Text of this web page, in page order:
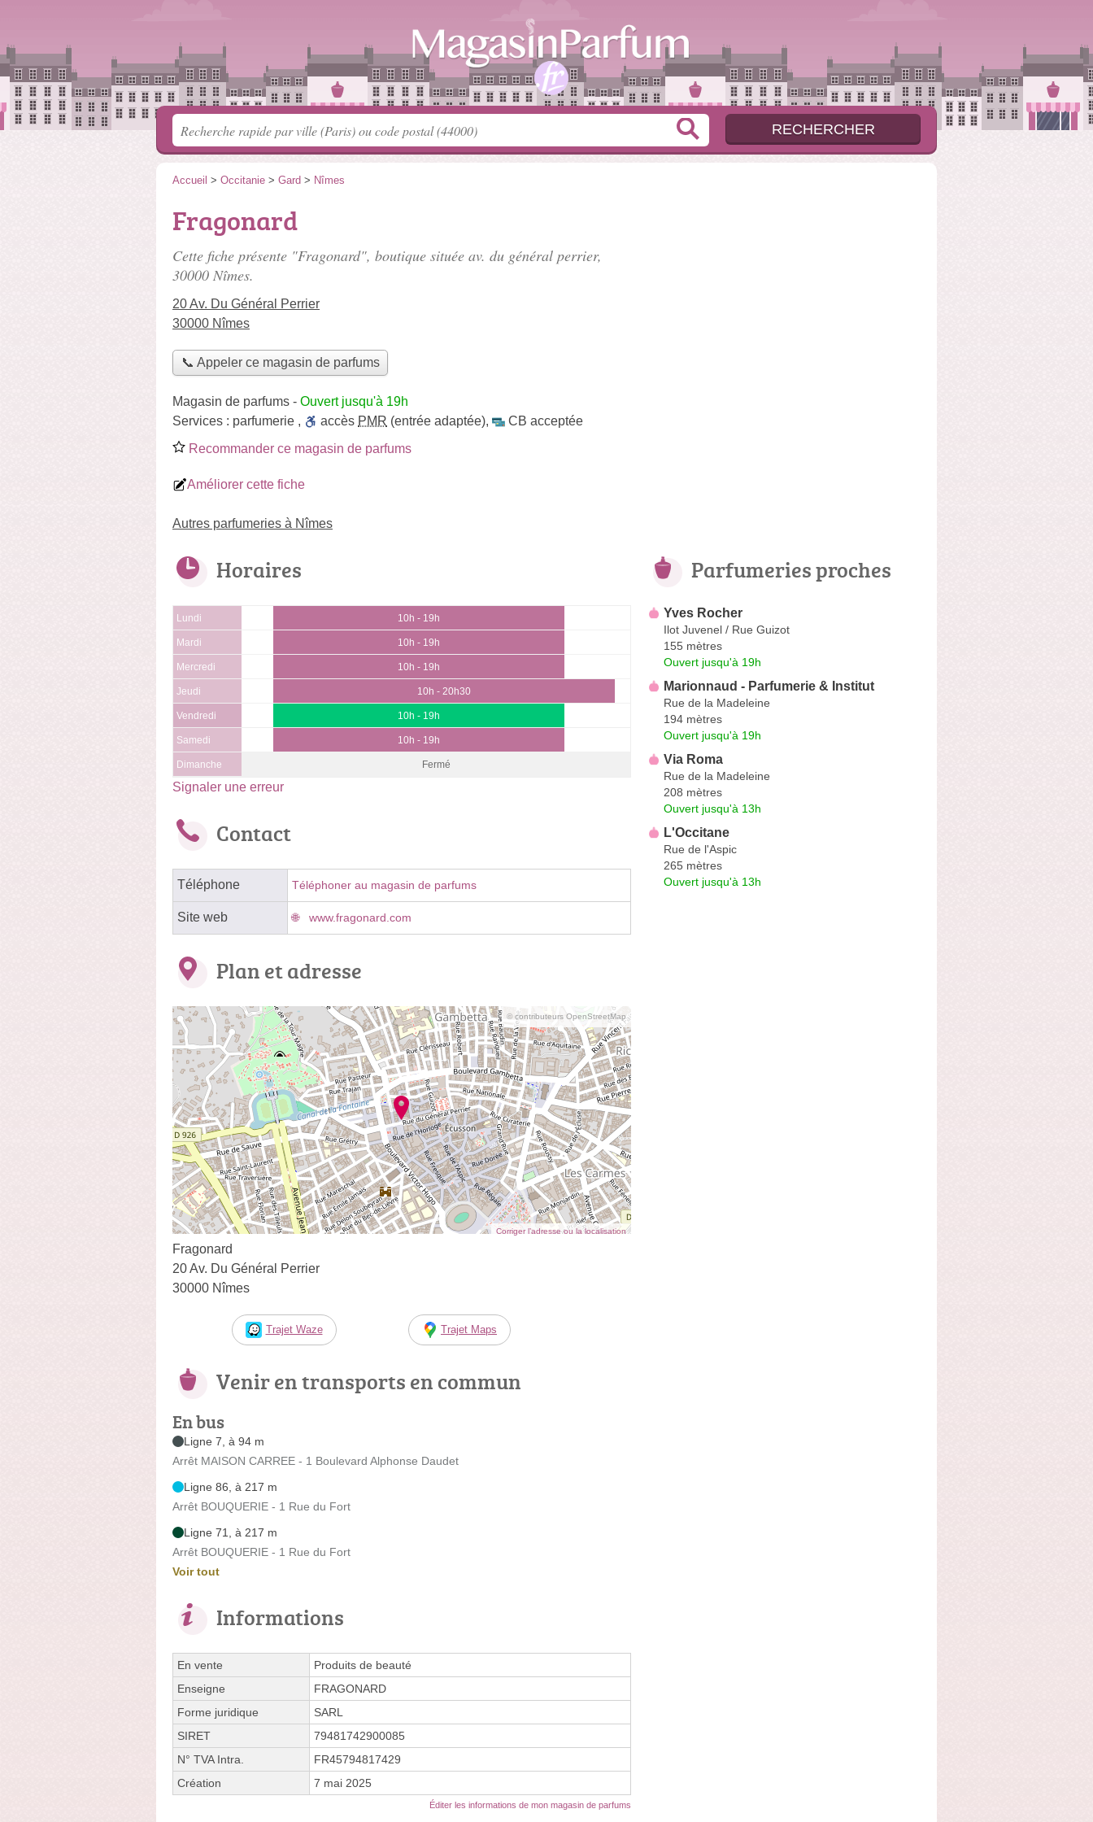
Accueil > Occitanie > Gard > Nîmes
Fragonard
Cette fiche présente "Fragonard", boutique située av. du général perrier,
30000 Nîmes.
20 Av. Du Général Perrier
30000 Nîmes
📞 Appeler ce magasin de parfums
Magasin de parfums - Ouvert jusqu'à 19h
Services : parfumerie , accès PMR (entrée adaptée),
CB acceptée
Recommander ce magasin de parfums
Améliorer cette fiche
Autres parfumeries à Nîmes
Horaires
Lundi 10h - 19h
Mardi 10h - 19h
Mercredi 10h - 19h
Jeudi 10h - 20h30
Vendredi 10h - 19h
Samedi 10h - 19h
Dimanche Fermé
Signaler une erreur
Contact
Téléphone Téléphoner au magasin de parfums
Site web www.fragonard.com
Plan et adresse
© contributeurs OpenStreetMap
Corriger l’adresse ou la localisation
Fragonard
20 Av. Du Général Perrier
30000 Nîmes
Trajet Waze Trajet Maps
Venir en transports en commun
En bus
Ligne 7, à 94 m
Arrêt MAISON CARREE - 1 Boulevard Alphonse Daudet
Ligne 86, à 217 m
Arrêt BOUQUERIE - 1 Rue du Fort
Ligne 71, à 217 m
Arrêt BOUQUERIE - 1 Rue du Fort
Voir tout
Informations
En vente
Produits de beauté
Enseigne
FRAGONARD
Forme juridique
SARL
SIRET
79481742900085
N° TVA Intra.
FR45794817429
Création
7 mai 2025
Éditer les informations de mon magasin de parfums
Parfumeries proches
Yves Rocher
Ilot Juvenel / Rue Guizot
155 mètres
Ouvert jusqu'à 19h
Marionnaud - Parfumerie & Institut
Rue de la Madeleine
194 mètres
Ouvert jusqu'à 19h
Via Roma
Rue de la Madeleine
208 mètres
Ouvert jusqu'à 13h
L'Occitane
Rue de l'Aspic
265 mètres
Ouvert jusqu'à 13h